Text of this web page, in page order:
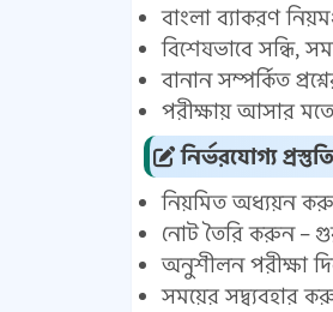
বাংলা ব্যাকরণ
বিশেষভাবে সন্ধি,
বানান সম্পর্কিত
পরীক্ষায় আসার
নির্ভরযোগ্য
নিয়মিত অধ্যয়ন
নোট তৈরি করুন –
অনুশীলন পরীক্ষা
সময়ের সদ্ব্যবহার